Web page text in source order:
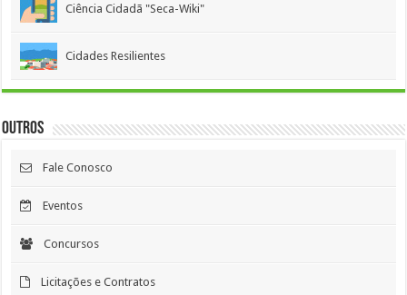
Ciência Cidadã "Seca-Wiki"
Cidades Resilientes
Outros
Fale Conosco
Eventos
Concursos
Licitações e Contratos